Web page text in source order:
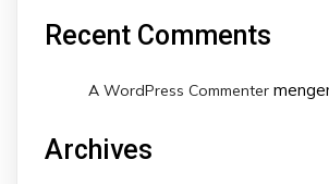
Recent Comments
A WordPress Commenter
Archives